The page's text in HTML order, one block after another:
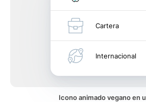
Cartera
Internacional
Icono animado vegano en